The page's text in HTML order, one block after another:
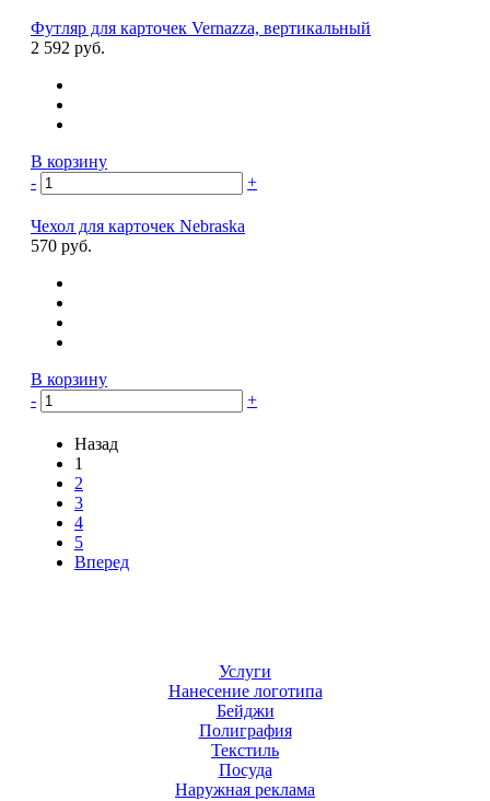
Футляр для карточек Vernazza, вертикальный
2 592 руб.
В корзину
-
+
Чехол для карточек Nebraska
570 руб.
В корзину
-
+
Назад
1
2
3
4
5
Вперед
Услуги
Нанесение логотипа
Бейджи
Полиграфия
Текстиль
Посуда
Наружная реклама